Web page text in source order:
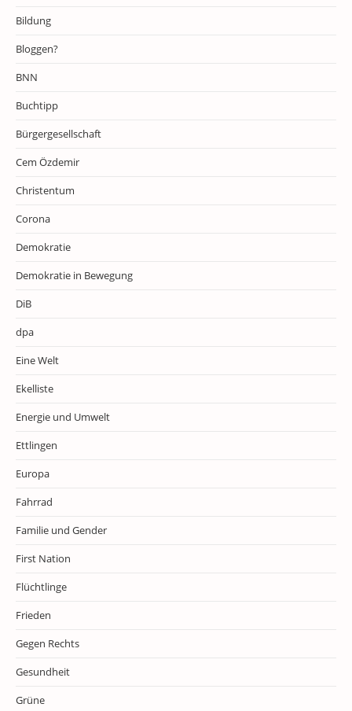
Bildung
Bloggen?
BNN
Buchtipp
Bürgergesellschaft
Cem Özdemir
Christentum
Corona
Demokratie
Demokratie in Bewegung
DiB
dpa
Eine Welt
Ekelliste
Energie und Umwelt
Ettlingen
Europa
Fahrrad
Familie und Gender
First Nation
Flüchtlinge
Frieden
Gegen Rechts
Gesundheit
Grüne